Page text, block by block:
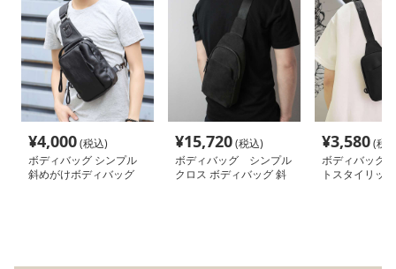
¥4,000(税込)
ボディバッグ シンプル
斜めがけボディバッグ
¥15,720(税込)
ボディバッグ シンプル
クロス ボディバッグ 斜
¥3,580(税
ボディバッグ
トスタイリッ